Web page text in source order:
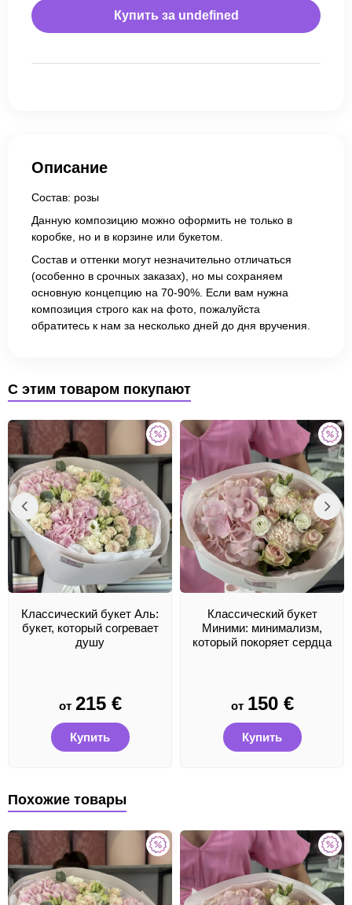
Купить за undefined
Описание
Состав: розы
Данную композицию можно оформить не только в
коробке, но и в корзине или букетом.
Состав и оттенки могут незначительно отличаться
(особенно в срочных заказах), но мы сохраняем
основную концепцию на 70-90%. Если вам нужна
композиция строго как на фото, пожалуйста
обратитесь к нам за несколько дней до дня вручения.
С этим товаром покупают
Классический букет Аль:
букет, который согревает
душу
от 215 €
Купить
Классический букет
Миними: минимализм,
который покоряет сердца
от 150 €
Купить
Похожие товары